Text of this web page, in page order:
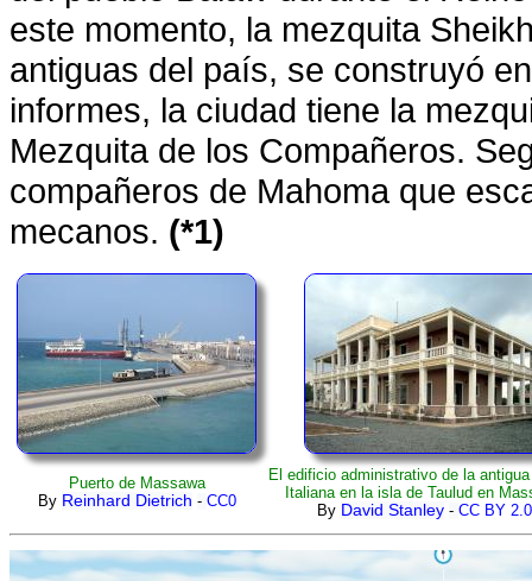
este momento, la mezquita
antiguas del país, se construyó
informes, la ciudad tiene la
Mezquita de los Compañeros.
compañeros de Mahoma que
mecanos. (*1)
Puerto deMassawa
By Reinhard Dietrich - CC0
El edificio administrativo de la
Italiana en la isla de Taulud en
By David Stanley - CC BY 2.0